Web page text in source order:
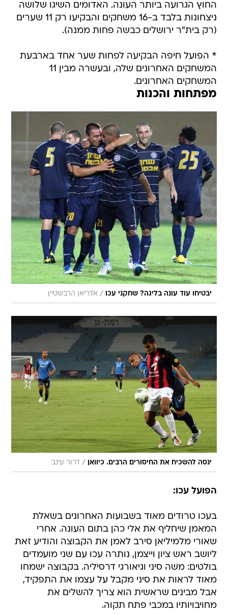
החוץ הגרועה ביותר העונה. האדומים השיגו שלושה
ניצחונות בלבד ב-16 משחקים והבקיעו רק 11 שערים
(רק בית"ר ירושלים כבשה פחות ממנה).
* הפועל חיפה הבקיעה לפחות שער אחד בארבעת
המשחקים האחרונים שלה, ובעשרה מבין 11
המשחקים האחרונים.
מפתחות והכנות
יבטיחו עוד עונה בליגה? שחקני עכו / אדריאן הרבשטיין
ינסה להשכיח את החיסורים הרבים. כיוואן / דרור עינב
הפועל עכו:
בעכו טרודים מאוד בשבועות האחרונים בשאלת
המאמן שיחליף את אלי כהן בתום העונה. אחרי
שאורי מלמיליאן סירב לאמן את הקבוצה והודיע זאת
ליושב ראש ציון וייצמן, נותרה עכו עם שני מועמדים
בולטים: משה סיני וגיאורגי דרסיליה. בקבוצה ישמחו
מאוד לראות את סיני מקבל על עצמו את התפקיד,
אבל מבינים שראשית הוא צריך להשלים את
מחויבויותיו במכבי פתח תקוה.